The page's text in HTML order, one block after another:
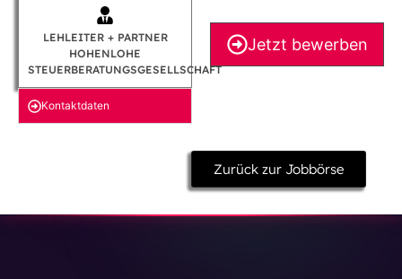
LEHLEITER + PARTNER
HOHENLOHE
STEUERBERATUNGSGESELLSCHAFT
Kontakt­daten
Jetzt bewerben
Zurück zur Jobbörse